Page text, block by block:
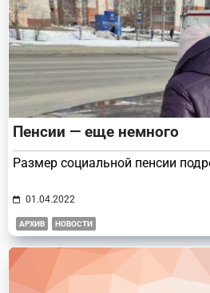
Пенсии — еще немного
Размер социальной пенсии
01.04.2022
АРХИВ НОВОСТИ